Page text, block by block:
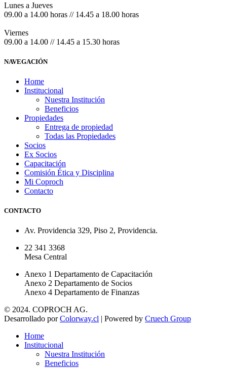
Lunes a Jueves
09.00 a 14.00 horas // 14.45 a 18.00 horas
Viernes
09.00 a 14.00 // 14.45 a 15.30 horas
NAVEGACIÓN
Home
Institucional
Nuestra Institución
Beneficios
Propiedades
Entrega de propiedad
Todas las Propiedades
Socios
Ex Socios
Capacitación
Comisión Ética y Disciplina
Mi Coproch
Contacto
CONTACTO
Av. Providencia 329, Piso 2, Providencia.
22 341 3368
Mesa Central
Anexo 1 Departamento de Capacitación
Anexo 2 Departamento de Socios
Anexo 4 Departamento de Finanzas
© 2024. COPROCH AG.
Desarrollado porColorway.cl | Powered by Cruech Group
Home
Institucional
Nuestra Institución
Beneficios